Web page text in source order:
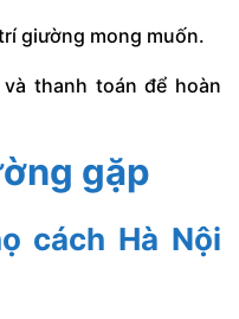
giường mong muốn.
thanh toán để hoàn
gặp
cách Hà Nội